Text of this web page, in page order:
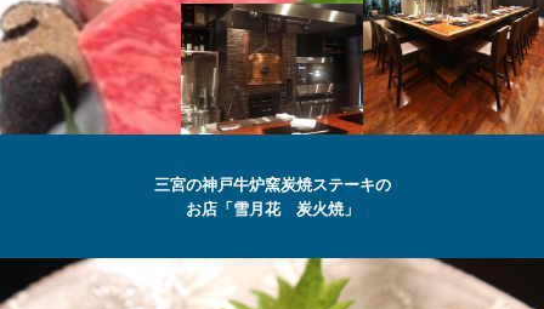
三宮の神戸牛炉窯炭焼ステーキの
お店「雪月花 炭火焼」